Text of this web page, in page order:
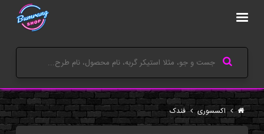
اکسسوری فندک